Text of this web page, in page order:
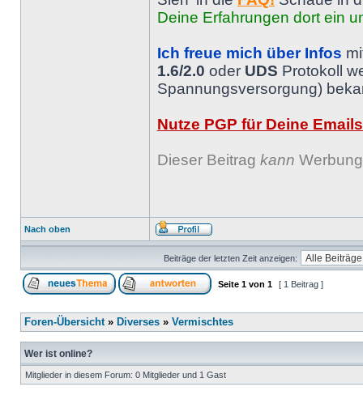
Deine Erfahrungen dort ein
Ich freue mich über Infos
1.6/2.0 oder UDS Protokoll
Spannungsversorgung)
Nutze PGP für Deine
Dieser Beitrag kann
Nach oben
Beiträge der letzten Zeit anzeigen:
Seite 1 von 1 [ 1 Beitrag ]
Foren-Übersicht» Diverses » Vermischtes
Wer ist online?
Mitglieder in diesem Forum: 0 Mitglieder und 1 Gast